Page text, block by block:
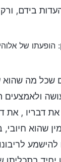
בידם,
הופעתו של
מה שהוא
ולאמצעים
דבריו , את
שהוא